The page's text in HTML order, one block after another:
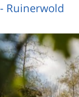
- Ruinerwold